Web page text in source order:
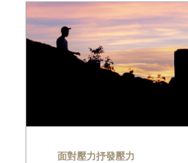
面對壓力抒發壓力